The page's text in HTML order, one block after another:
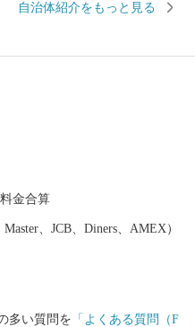
た県下でも有数の施設が整っ
ス」、「年を重ねても健康
お年寄りまで各世代の住みや
自治体紹介をもっと見る
金合算
、JCB、Diners、AMEX）
多い質問を 「よくある質問（F